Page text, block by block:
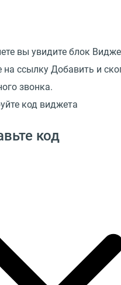
вы увидите блок
на ссылку Добавить и
звонка.
код